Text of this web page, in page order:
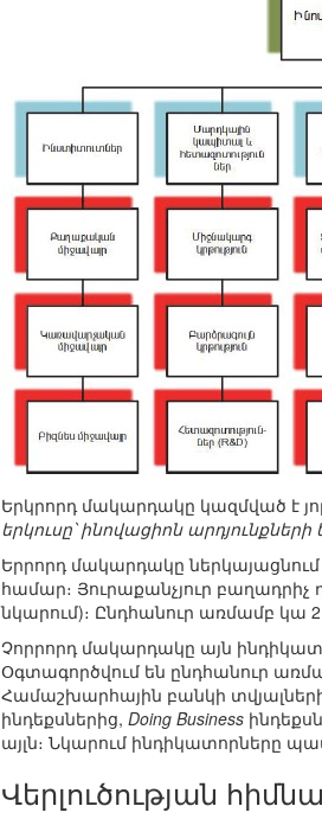
Երկրորդ մակարդակը կազմված է
երկուսը՝ ինովացիոն
Երրորդ մակարդակը ներկայացնում
համար։ Յուրաքանչյուր
նկարում)։ Ընդհանուր առմամբ կա
Չորրորդ մակարդակը այն
Օգտագործվում են ընդհանուր
Համաշխարհային բանկի
ինդեքսներից, Doing Business
այլն։ Նկարում ինդիկատորները
Վերլուծության